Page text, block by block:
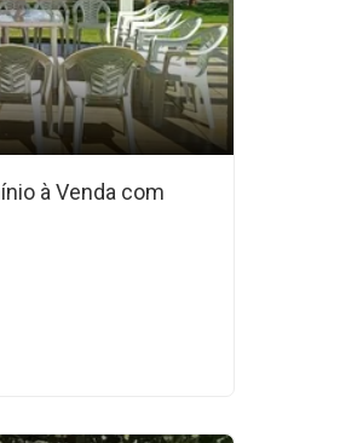
à Venda com